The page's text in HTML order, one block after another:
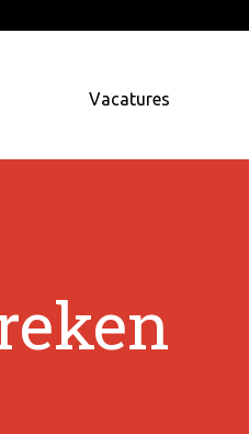
Vacatures